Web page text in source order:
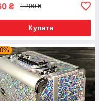
₴ 1 200 ₴
Купити